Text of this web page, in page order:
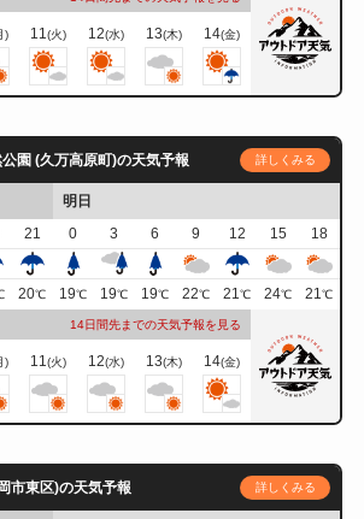
) 11(火) 12(水) 13(木) 14(金)
園 (久万高原町)の天気予報 詳しくみる
明日
21 0 3 6 9 12 15
18
20℃ 19℃ 19℃ 19℃ 22℃ 21℃ 24℃ 21℃
14日間先までの天気予報を見る
) 11(火) 12(水) 13(木) 14(金)
市東区)の天気予報 詳しくみる